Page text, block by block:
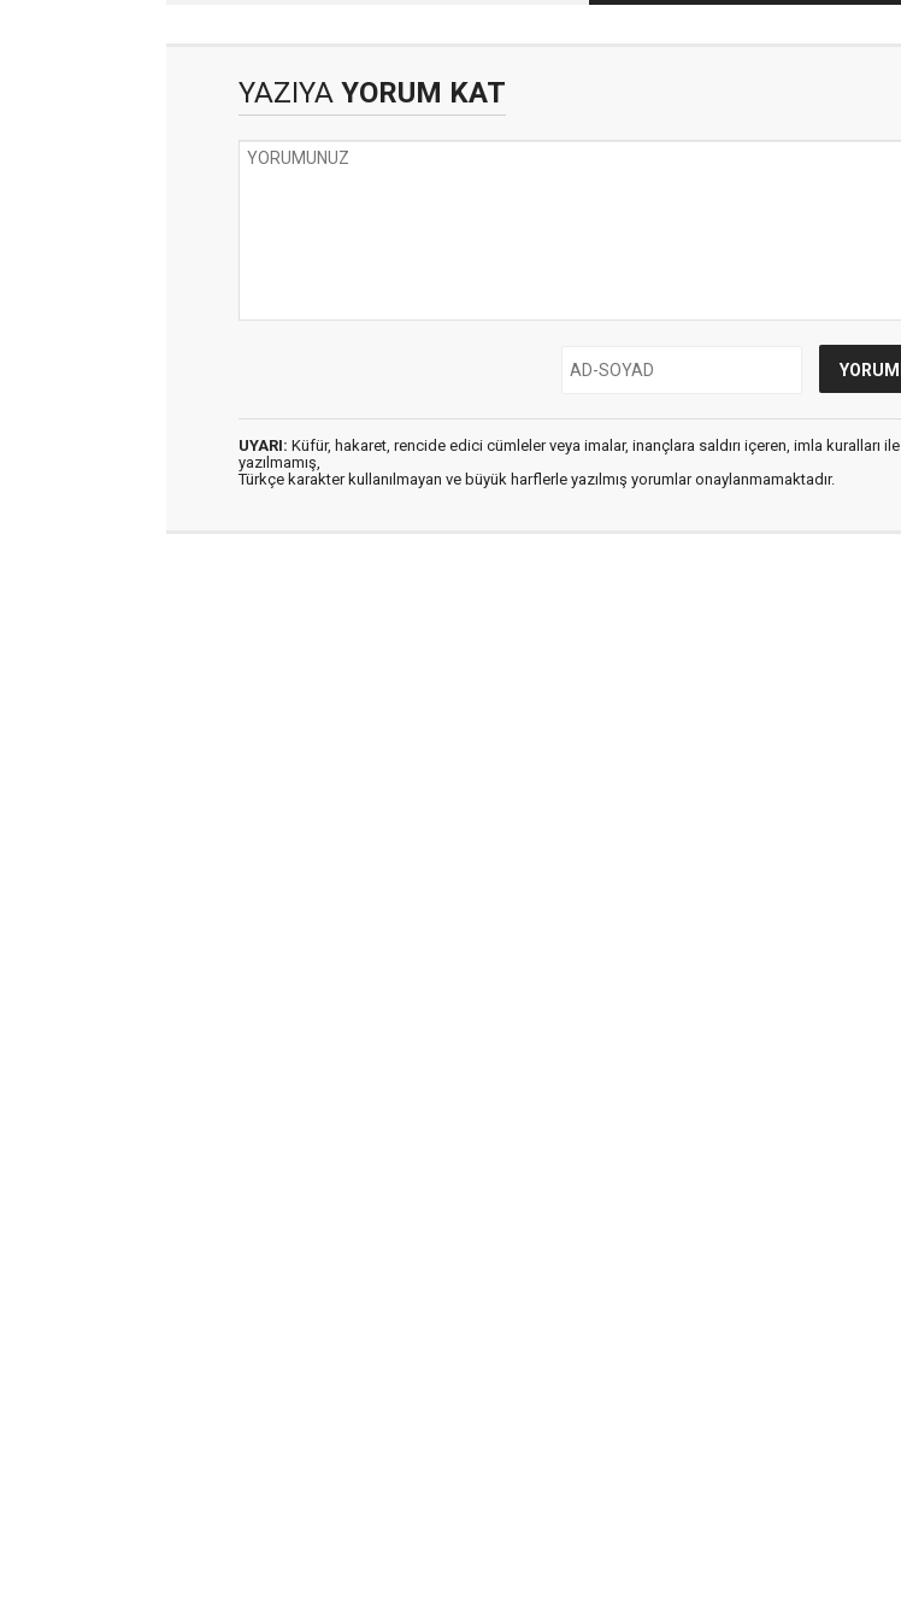
YAZIYA YORUM KAT
UYARI: Küfür, hakaret, rencide edici cümleler veya imalar, inançlara saldırı içeren, imla kuralları ile
yazılmamış,
Türkçe karakter kullanılmayan ve büyük harflerle yazılmış yorumlar onaylanmamaktadır.